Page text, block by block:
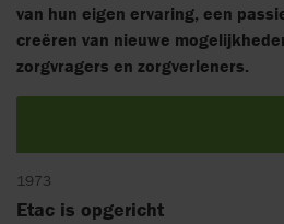
van hun eigen ervaring, een
creëren van nieuwe
zorgvragers en zorgverleners.
1973
Etac is opgericht